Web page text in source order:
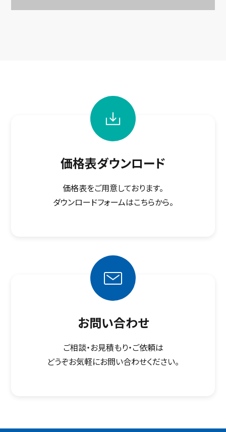
価格表ダウンロード
価格表をご用意しております。
ダウンロードフォームはこちらから。
お問い合わせ
ご相談・お見積もり・ご依頼は
どうぞお気軽にお問い合わせください。